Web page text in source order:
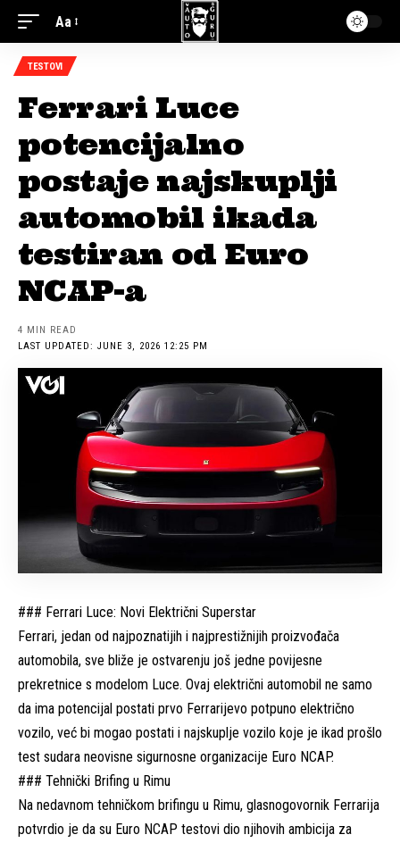
Aa
TESTOVI
Ferrari Luce
potencijalno
postaje najskuplji
automobil ikada
testiran od Euro
NCAP-a
LAST UPDATED: JUNE 3, 2026 12:25 PM
4 MIN READ
### Ferrari Luce: Novi Električni Superstar
Ferrari, jedan od najpoznatijih i najprestižnijih proizvođača
automobila, sve bliže je ostvarenju još jedne povijesne
prekretnice s modelom Luce. Ovaj električni automobil ne samo
da ima potencijal postati prvo Ferrarijevo potpuno električno
vozilo, već bi mogao postati i najskuplje vozilo koje je ikad prošlo
test sudara neovisne sigurnosne organizacije Euro NCAP.
### Tehnički Brifing u Rimu
Na nedavnom tehničkom brifingu u Rimu, glasnogovornik Ferrarija
potvrdio je da su Euro NCAP testovi dio njihovih ambicija za